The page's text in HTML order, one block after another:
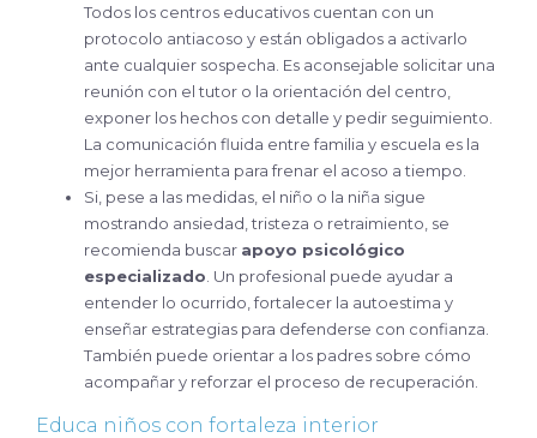
Todos los centros educativos cuentan con un
protocolo antiacoso y están obligados a activarlo
ante cualquier sospecha. Es aconsejable solicitar una
reunión con el tutor o la orientación del centro,
exponer los hechos con detalle y pedir seguimiento.
La comunicación fluida entre familia y escuela es la
mejor herramienta para frenar el acoso a tiempo.
Si, pese a las medidas, el niño o la niña sigue
mostrando ansiedad, tristeza o retraimiento, se
recomienda buscar apoyo psicológico
especializado . Un profesional puede ayudar a
entender lo ocurrido, fortalecer la autoestima y
enseñar estrategias para defenderse con confianza.
También puede orientar a los padres sobre cómo
acompañar y reforzar el proceso de recuperación.
Educa niños con fortaleza interior